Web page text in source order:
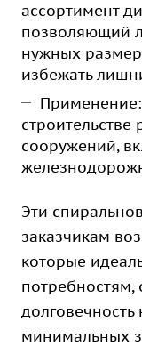
ассортимент
позволяющий
нужных
избежать
сооружений,
Эти
заказчикам
которые
потребностям,
минимальных